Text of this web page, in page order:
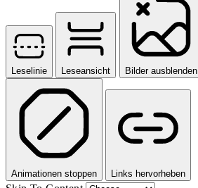
Leselinie Leseansicht Bilder ausblenden
Animationen stoppen Links hervorheben